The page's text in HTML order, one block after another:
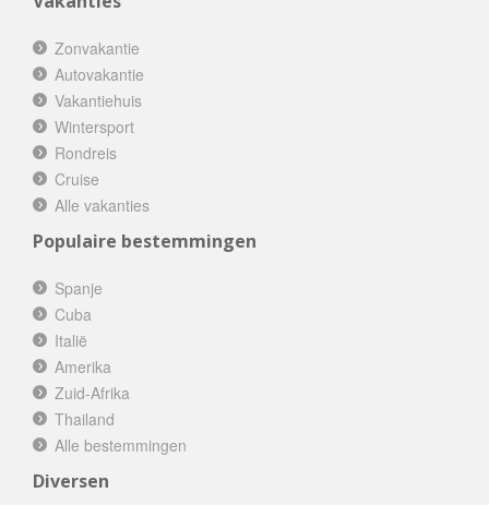
Zonvakantie
Autovakantie
Vakantiehuis
Wintersport
Rondreis
Cruise
Alle vakanties
Populaire bestemmingen
Spanje
Cuba
Italië
Amerika
Zuid-Afrika
Thailand
Alle bestemmingen
Diversen